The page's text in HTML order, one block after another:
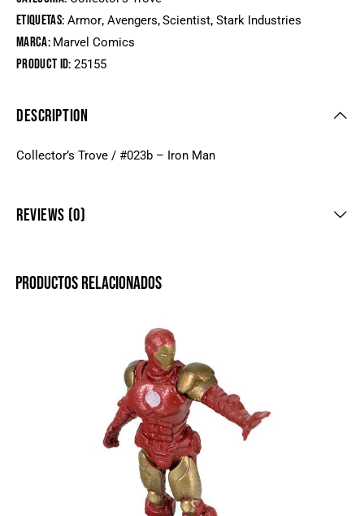
Etiquetas: Armor, Avengers,Scientist, Stark Industries
Marca: Marvel Comics
Product ID:25155
DESCRIPTION
Collector’s Trove / #023b – Iron Man
REVIEWS (0)
PRODUCTOS RELACIONADOS